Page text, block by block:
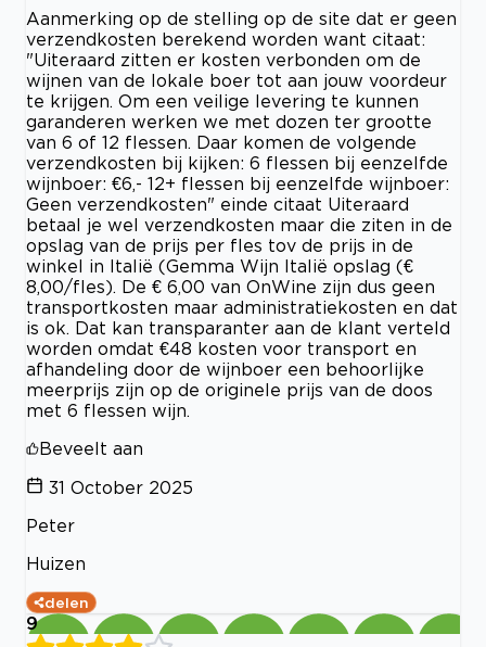
Aanmerking op de stelling op de site dat er geen
verzendkosten berekend worden want citaat:
"Uiteraard zitten er kosten verbonden om de
wijnen van de lokale boer tot aan jouw voordeur
te krijgen. Om een veilige levering te kunnen
garanderen werken we met dozen ter grootte
van 6 of 12 flessen. Daar komen de volgende
verzendkosten bij kijken: 6 flessen bij eenzelfde
wijnboer: €6,- 12+ flessen bij eenzelfde wijnboer:
Geen verzendkosten" einde citaat Uiteraard
betaal je wel verzendkosten maar die ziten in de
opslag van de prijs per fles tov de prijs in de
winkel in Italië (Gemma Wijn Italië opslag (€
8,00/fles). De € 6,00 van OnWine zijn dus geen
transportkosten maar administratiekosten en dat
is ok. Dat kan transparanter aan de klant verteld
worden omdat €48 kosten voor transport en
afhandeling door de wijnboer een behoorlijke
meerprijs zijn op de originele prijs van de doos
met 6 flessen wijn.
Beveelt aan
31 October 2025
Peter
Huizen
delen
9